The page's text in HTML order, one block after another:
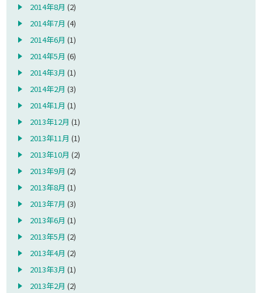
2014年8月 (2)
2014年7月 (4)
2014年6月 (1)
2014年5月 (6)
2014年3月 (1)
2014年2月 (3)
2014年1月 (1)
2013年12月 (1)
2013年11月 (1)
2013年10月 (2)
2013年9月 (2)
2013年8月 (1)
2013年7月 (3)
2013年6月 (1)
2013年5月 (2)
2013年4月 (2)
2013年3月 (1)
2013年2月 (2)